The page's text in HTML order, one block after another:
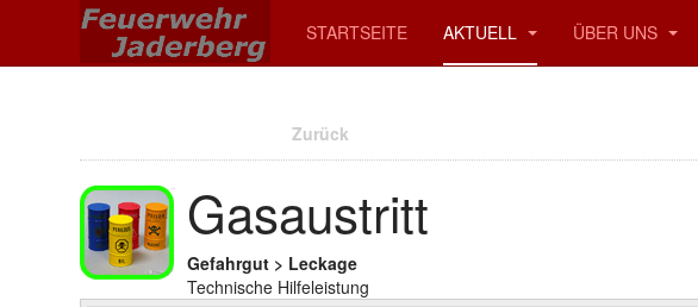
STARTSEITE AKTUELL ÜBER UNS
Zurück
Gasaustritt
Gefahrgut > Leckage
Technische Hilfeleistung